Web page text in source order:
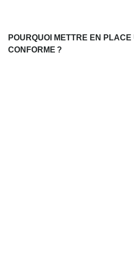
POURQUOI METTRE EN
CONFORME ?